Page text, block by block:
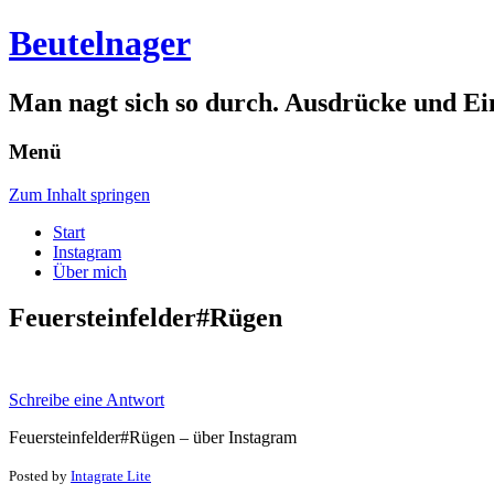
Beutelnager
Man nagt sich so durch. Ausdrücke und
Menü
Zum Inhalt springen
Start
Instagram
Über mich
Feuersteinfelder#Rügen
Schreibe eine Antwort
Feuersteinfelder#Rügen – über Instagram
Posted by Intagrate Lite